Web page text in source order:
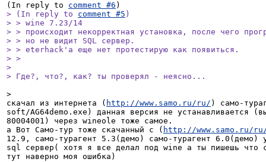
(In reply to comment #6
> (In reply to comment #5 )
> > wine 7.23/14
> > происходит некорректная установка, после чего
> > но не видит SQL сервер.
> > eterhack'a еще нет протестирую как появиться.
> >
>
> Где?, что?, как? ты проверял - неясно...
>
скачал из интернета ( http://www.samo.ru/ru/ ) само-
soft/AG64demo.exe) данная версия не устанавливается
80004001) через wineole тоже самое.
а Вот Само-тур тоже скачанный с ( http://www.samo.ru/
12.9, само-турагент 5.3(демо) само-турагент 6.0(демо)
sql сервер( хотя я все делал под wine а ты пишешь что
тут наверно моя ошибка)